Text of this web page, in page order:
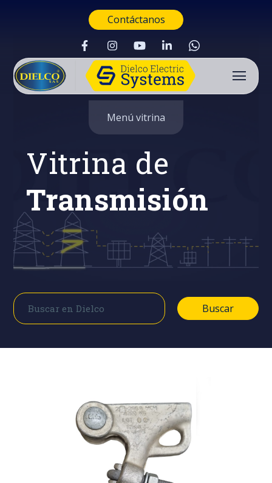
Contáctanos
Buscar
Menú vitrina
Vitrina de
Transmisión
Buscar
Buscar